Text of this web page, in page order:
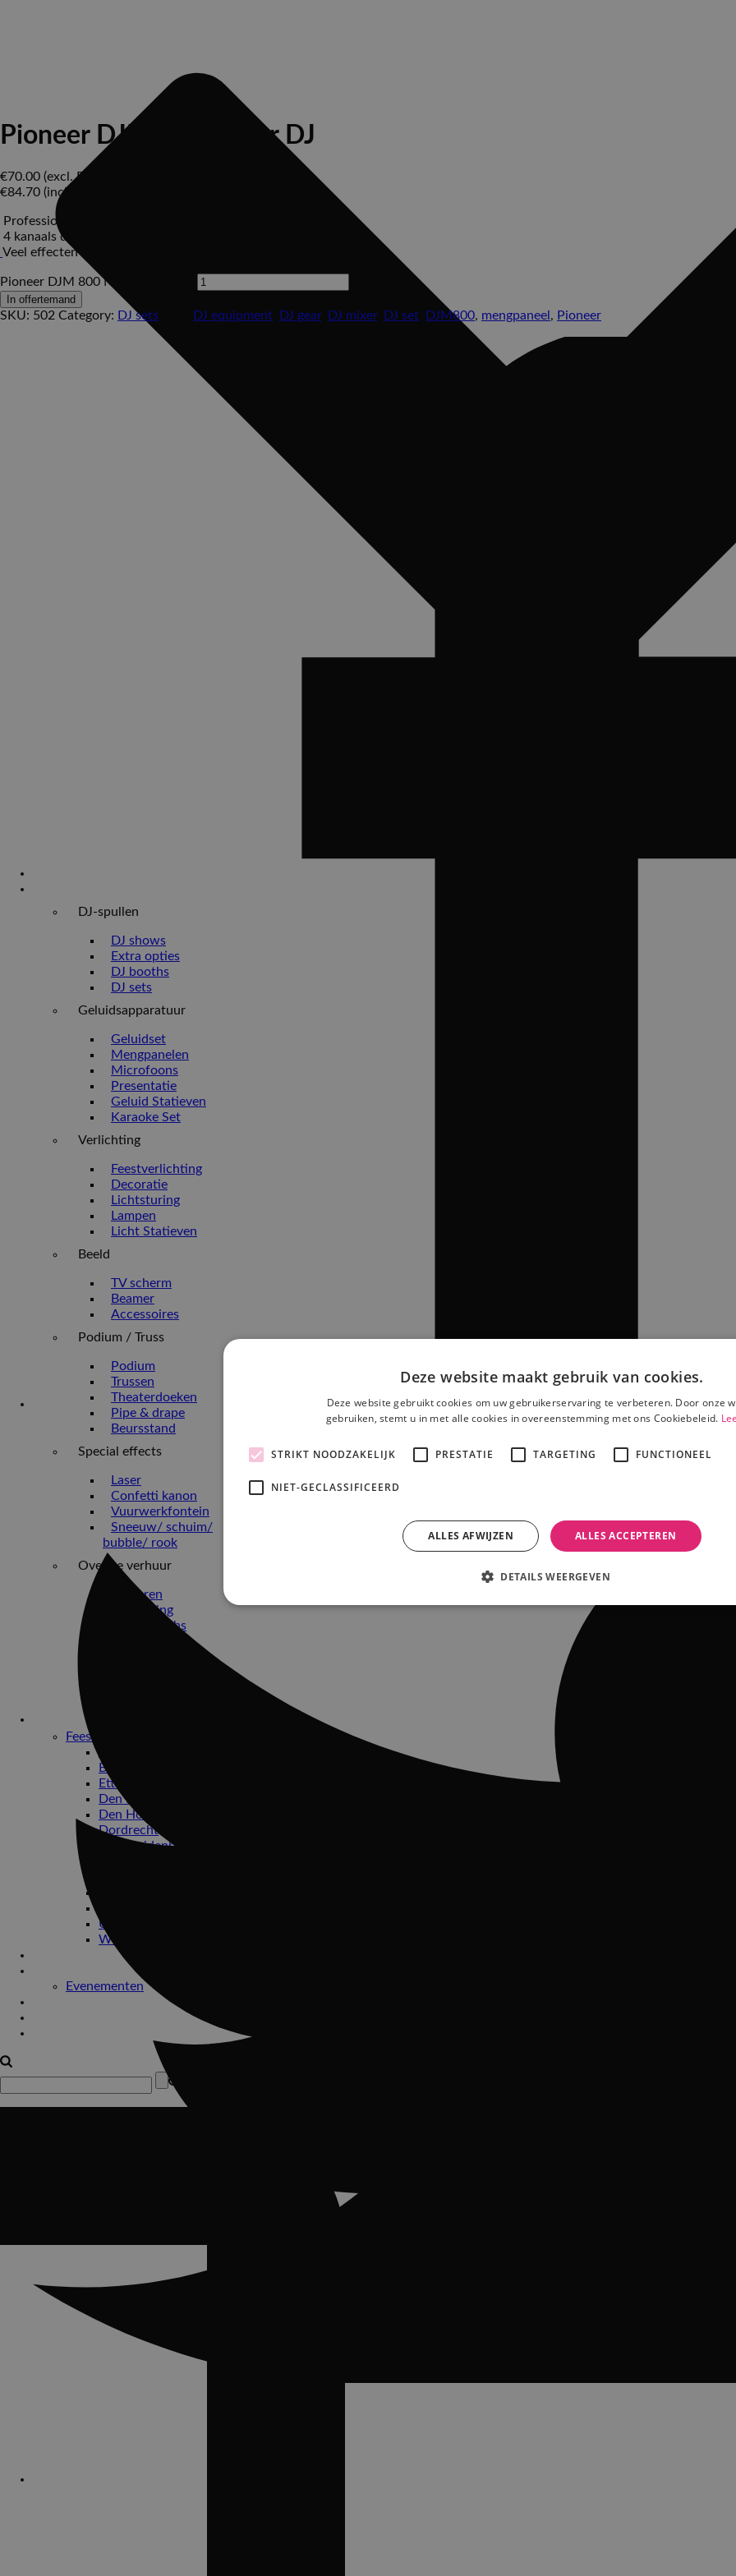
DJ-spullen
DJ shows
Extra opties
DJ booths
DJ sets
Geluidsapparatuur
Geluidset
Mengpanelen
Microfoons
Presentatie
Geluid Statieven
Karaoke Set
Verlichting
Feestverlichting
Decoratie
Lichtsturing
Lampen
Licht Statieven
Beeld
TV scherm
Beamer
Accessoires
Podium / Truss
Podium
Trussen
Theaterdoeken
Pipe & drape
Beursstand
Special effects
Laser
Confetti kanon
Vuurwerkfontein
Sneeuw/ schuim/
bubble/ rook
Overige verhuur
DJ huren
Bekabeling
Photobooths
Bruiloften
Feest-locaties
Breda
Etten-Leur
Den Bosch
Den Hout
Dordrecht
Geertruidenberg
Ulvenhout
Werkendam
Bedrijfsfeesten
Evenementen
Pioneer DJM 800 Mixer DJ
€70.00 (excl. BTW)
€84.70 (incl. BTW)
Professionele DJ mixer
4 kanaals digitale mixer
Veel effecten
Pioneer DJM 800 Mixer DJ aantal
In offertemand
SKU: 502 Category: DJ sets DJ equipment DJ gear, DJ mixer, DJ set DJM800, mengpaneel , Pioneer
Deze website maakt gebruik van cookies.
Deze website gebruikt cookies om uw gebruikerservaring te verbeteren. Door onze
gebruiken, stemt u in met alle cookies in overeenstemming met ons Cookiebeleid.
STRIKT NOODZAKELIJK PRESTATIE TARGETING FUNCTIONEEL
NIET-GECLASSIFICEERD
ALLES ACCEPTEREN
ALLES AFWIJZEN
DETAILS WEERGEVEN